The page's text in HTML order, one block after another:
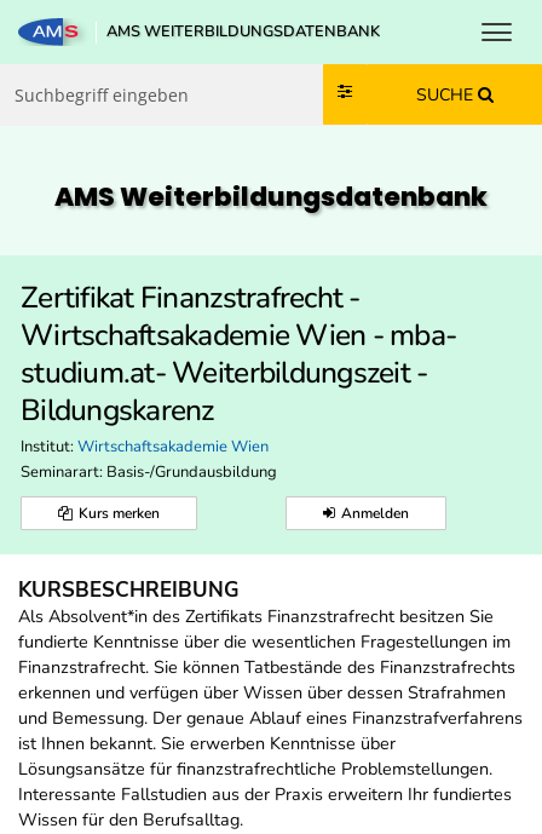
Zum Inhalt springen
Zum Navmenü springen
Zur Suche springen
Zur Footer springen
AMS WEITERBILDUNGSDATENBANK
SUCHE
AMS Weiterbildungs­datenbank
Zertifikat Finanzstrafrecht -
Wirtschaftsakademie Wien - mba-
studium.at- Weiterbildungszeit -
Bildungskarenz
Institut: Wirtschaftsakademie Wien
Seminarart: Basis-/Grundausbildung
Kurs merken Anmelden
KURSBESCHREIBUNG
Als Absolvent*in des Zertifikats Finanzstrafrecht besitzen Sie
fundierte Kenntnisse über die wesentlichen Fragestellungen im
Finanzstrafrecht. Sie können Tatbestände des Finanzstrafrechts
erkennen und verfügen über Wissen über dessen Strafrahmen
und Bemessung. Der genaue Ablauf eines Finanzstrafverfahrens
ist Ihnen bekannt. Sie erwerben Kenntnisse über
Lösungsansätze für finanzstrafrechtliche Problemstellungen.
Interessante Fallstudien aus der Praxis erweitern Ihr fundiertes
Wissen für den Berufsalltag.